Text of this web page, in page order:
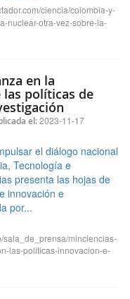
ciencia/colombia-y-
nuclear-otra-vez-sobre-la-
en la
políticas de
el:2023-11-17
el diálogo nacional
Tecnología e
presenta las hojas de
innovación e
por...
sala_de_prensa/minciencias-
las-politicas-innovacion-e-